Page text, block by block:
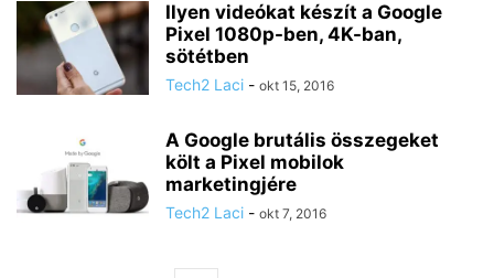
Ilyen videókat készít a Google
Pixel 1080p-ben, 4K-ban,
sötétben
Tech2 Laci - okt 15, 2016
A Google brutális összegeket
költ a Pixel mobilok
marketingjére
Tech2 Laci - okt 7, 2016